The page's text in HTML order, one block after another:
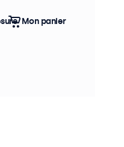
Top vente
Mon panier